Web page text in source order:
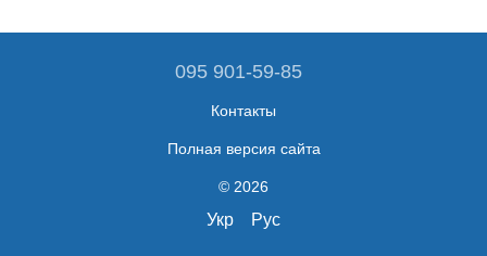
095 901-59-85
Контакты
Полная версия сайта
© 2026
Укр Рус